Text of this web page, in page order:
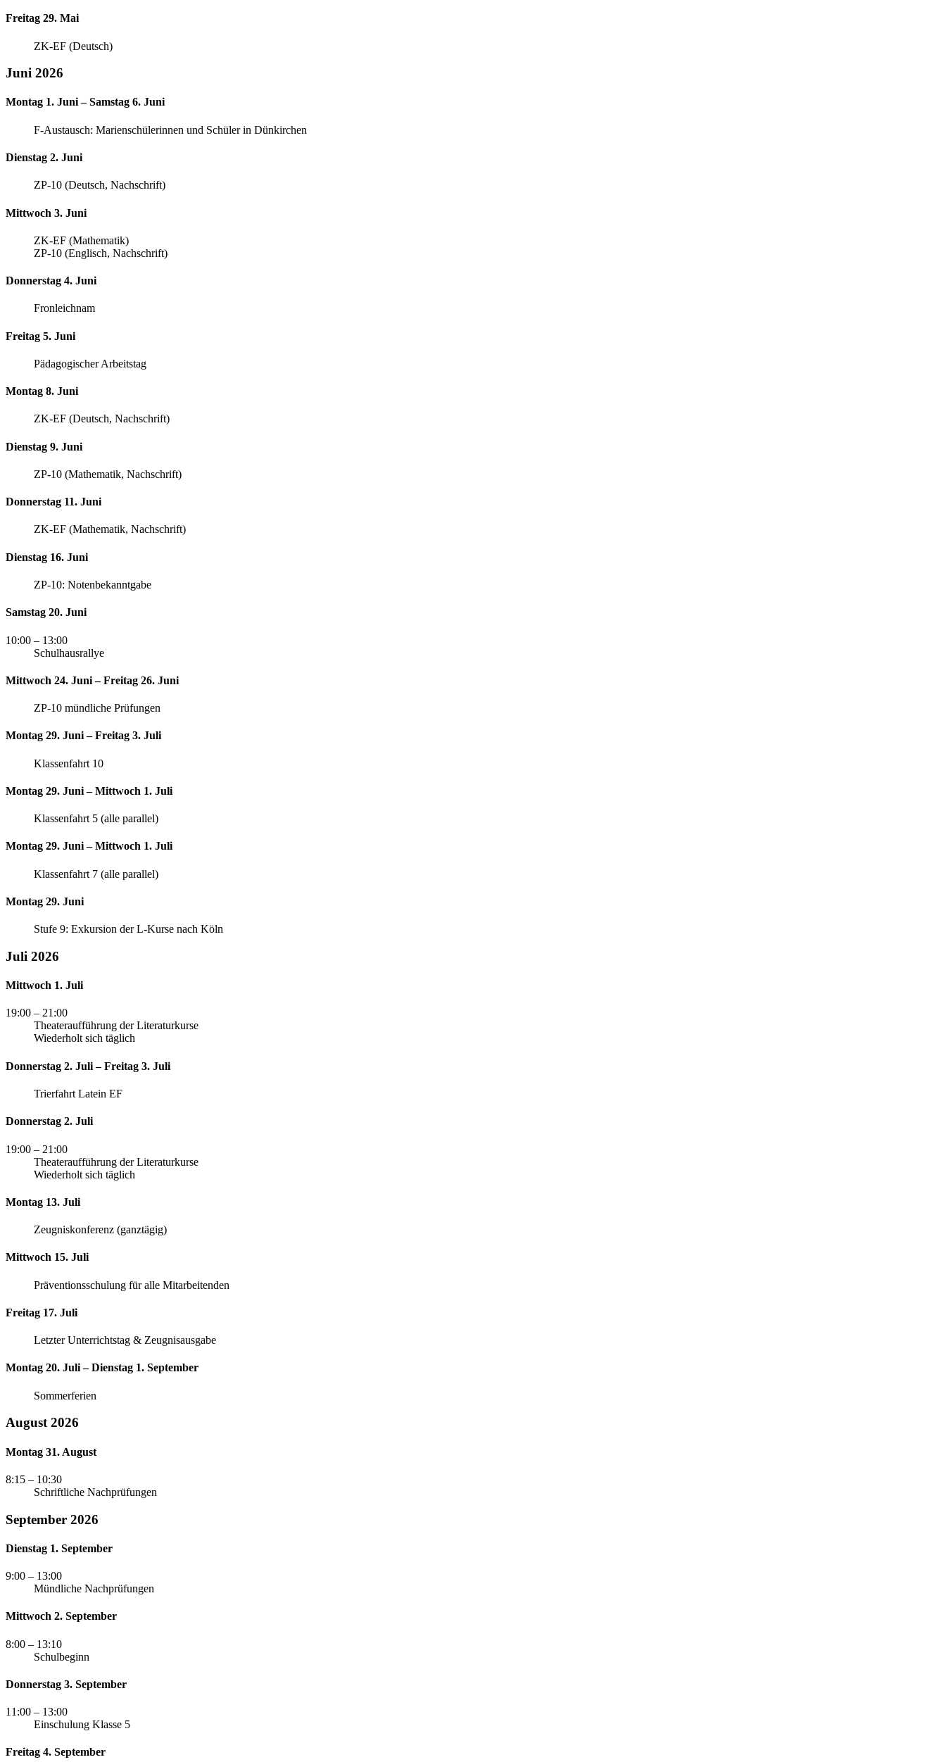
Freitag 29. Mai
ZK-EF (Deutsch)
Juni 2026
Montag 1. Juni – Samstag 6. Juni
F-Austausch: Marienschülerinnen und Schüler in Dünkirchen
Dienstag 2. Juni
ZP-10 (Deutsch, Nachschrift)
Mittwoch 3. Juni
ZK-EF (Mathematik)
ZP-10 (Englisch, Nachschrift)
Donnerstag 4. Juni
Fronleichnam
Freitag 5. Juni
Pädagogischer Arbeitstag
Montag 8. Juni
ZK-EF (Deutsch, Nachschrift)
Dienstag 9. Juni
ZP-10 (Mathematik, Nachschrift)
Donnerstag 11. Juni
ZK-EF (Mathematik, Nachschrift)
Dienstag 16. Juni
ZP-10: Notenbekanntgabe
Samstag 20. Juni
10:00 – 13:00
Schulhausrallye
Mittwoch 24. Juni – Freitag 26. Juni
ZP-10 mündliche Prüfungen
Montag 29. Juni – Freitag 3. Juli
Klassenfahrt 10
Montag 29. Juni – Mittwoch 1. Juli
Klassenfahrt 5 (alle parallel)
Montag 29. Juni – Mittwoch 1. Juli
Klassenfahrt 7 (alle parallel)
Montag 29. Juni
Stufe 9: Exkursion der L-Kurse nach Köln
Juli 2026
Mittwoch 1. Juli
19:00 – 21:00
Theateraufführung der Literaturkurse
Wiederholt sich täglich
Donnerstag 2. Juli – Freitag 3. Juli
Trierfahrt Latein EF
Donnerstag 2. Juli
19:00 – 21:00
Theateraufführung der Literaturkurse
Wiederholt sich täglich
Montag 13. Juli
Zeugniskonferenz (ganztägig)
Mittwoch 15. Juli
Präventionsschulung für alle Mitarbeitenden
Freitag 17. Juli
Letzter Unterrichtstag & Zeugnisausgabe
Montag 20. Juli – Dienstag 1. September
Sommerferien
August 2026
Montag 31. August
8:15 – 10:30
Schriftliche Nachprüfungen
September 2026
Dienstag 1. September
9:00 – 13:00
Mündliche Nachprüfungen
Mittwoch 2. September
8:00 – 13:10
Schulbeginn
Donnerstag 3. September
11:00 – 13:00
Einschulung Klasse 5
Freitag 4. September